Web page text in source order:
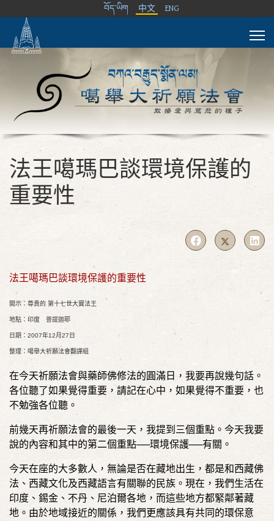
བོད་ཡིག 中文 ENG
法王噶瑪巴談環境保護的
重要性
法王噶瑪巴談環境保護的重要性
開示：尊貴的 第十七世大寶法王
地點：印度 菩提迦耶
日期：2007年12月27日
整理：噶舉大祈願法會翻譯組
在今天祈願法會與藥師佛修法的圓滿日，我要再說幾句話。
各位聽了如果覺得重要，請記在心中，如果覺得不重要，也
不勉強各位聽。
前幾天再祈願法會的最後一天，我提到三個重點。今天我要
說的內容和其中的第二個重點──環境保護──有關。
今天在座的大多數人，無論是否在藏地出生，都是和西藏佛
法、西藏文化及西藏語言有關聯的民族。現在，我們生活在
印度、錫金、不丹、尼泊爾各地，而這些地方都緊鄰著藏
地。由於地域接近的關係，我們更應該具有共同的環保意